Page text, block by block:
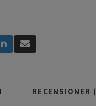
RECENSIONER (